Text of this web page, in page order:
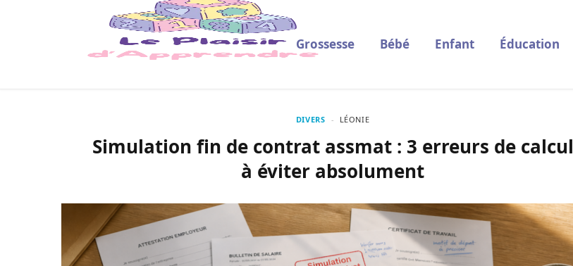
Grossesse Bébé Enfant Éducation
DIVERS LÉONIE
Simulation fin de contrat assmat : 3 erreurs de calcul
à éviter absolument